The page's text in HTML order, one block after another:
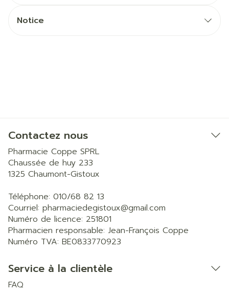
Notice
Contactez nous
Pharmacie Coppe SPRL
Chaussée de huy 233
1325 Chaumont-Gistoux
Téléphone: 010/68 82 13
Courriel: pharmaciedegistoux@gmail.com
Numéro de licence: 251801
Pharmacien responsable: Jean-François Coppe
Numéro TVA: BE0833770923
Service à la clientèle
FAQ